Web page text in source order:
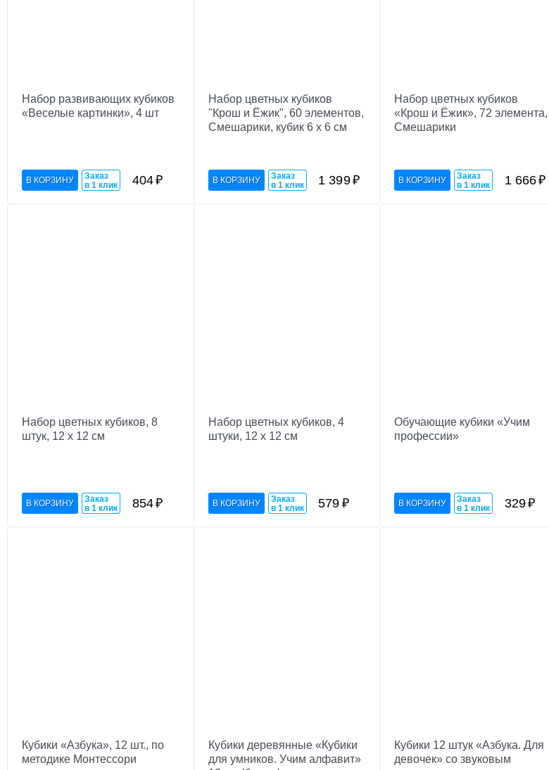
Набор развивающих кубиков
«Веселые картинки», 4 шт
Заказ
в 1 клик
404₽
Набор цветных кубиков
"Крош и Ёжик", 60 элементов,
Смешарики, кубик 6 х 6 см
Заказ
в 1 клик
1 399₽
Набор цветных кубиков
«Крош и Ёжик», 72 элемента,
Смешарики
Заказ
в 1 клик
1 666₽
Набор цветных кубиков, 8
штук, 12 х 12 см
Заказ
в 1 клик
854₽
Набор цветных кубиков, 4
штуки, 12 х 12 см
Заказ
в 1 клик
579₽
Обучающие кубики «Учим
профессии»
Заказ
в 1 клик
329₽
Кубики «Азбука», 12 шт., по
методике Монтессори
Кубики деревянные «Кубики
для умников. Учим алфавит»
Кубики 12 штук «Азбука. Для
девочек» со звуковым